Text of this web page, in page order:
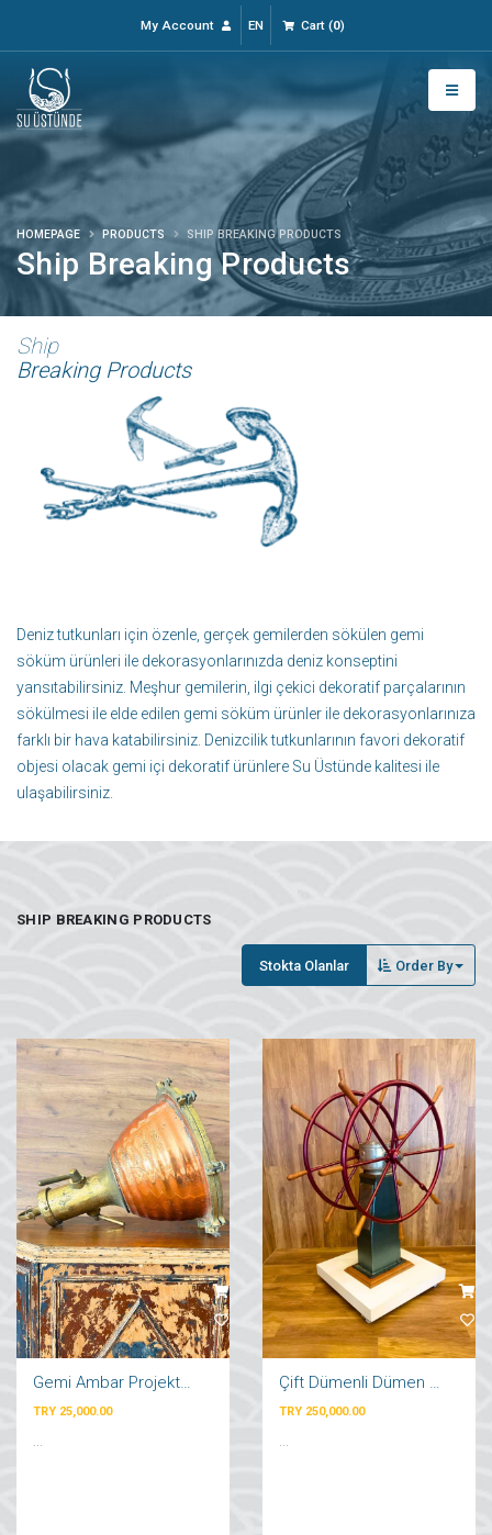
My Account EN Cart (0)
Ship Breaking Products
HOMEPAGE PRODUCTS SHIP BREAKING PRODUCTS
Ship
Breaking Products
Deniz tutkunları için özenle, gerçek gemilerden sökülen gemi
söküm ürünleri ile dekorasyonlarınızda deniz konseptini
yansıtabilirsiniz. Meşhur gemilerin, ilgi çekici dekoratif parçalarının
sökülmesi ile elde edilen gemi söküm ürünler ile dekorasyonlarınıza
farklı bir hava katabilirsiniz. Denizcilik tutkunlarının favori dekoratif
objesi olacak gemi içi dekoratif ürünlere Su Üstünde kalitesi ile
ulaşabilirsiniz.
SHIP BREAKING PRODUCTS
Stokta Olanlar Order By
Gemi Ambar Projektörü
TRY 25,000.00
...
Çift Dümenli Dümen Dolabı
TRY 250,000.00
...